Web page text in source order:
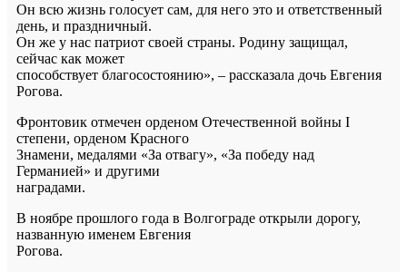
Он всю жизнь голосует сам, для него это и ответственный
день, и праздничный.
Он же у нас патриот своей страны. Родину защищал,
сейчас как может
способствует благосостоянию», – рассказала дочь Евгения
Рогова.
Фронтовик отмечен орденом Отечественной войны I
степени, орденом Красного
Знамени, медалями «За отвагу», «За победу над
Германией» и другими
наградами.
В ноябре прошлого года в Волгограде открыли дорогу,
названную именем Евгения
Рогова.